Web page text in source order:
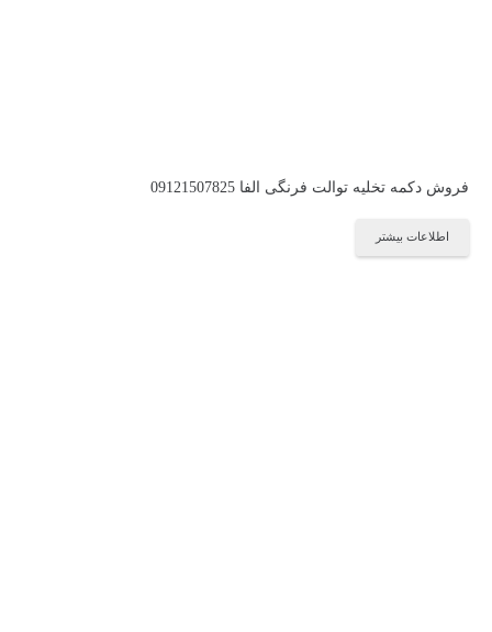
فروش دکمه تخلیه توالت فرنگی الفا 09121507825
اطلاعات بیشتر